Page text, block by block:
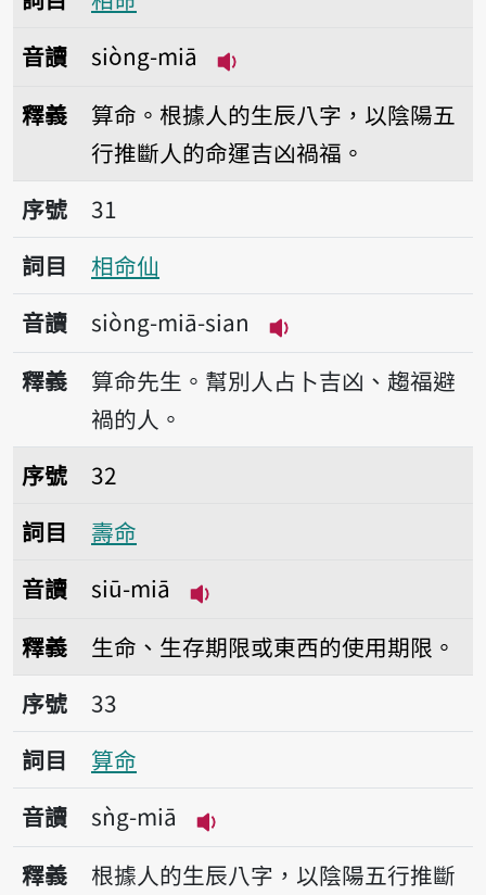
音讀
siòng-miā
釋義
算命。根據人的生辰八字，以陰陽五
行推斷人的命運吉凶禍福。
序號31相命仙
序號
31
詞目
相命仙
音讀
siòng-miā-sian
播放音讀siòng-miā-
釋義
算命先生。幫別人占卜吉凶、趨福避
禍的人。
序號32壽命
序號
32
詞目
壽命
音讀
siū-miā
釋義
生命、生存期限或東西的使用期限。
序號33算命
序號
33
詞目
算命
音讀
sǹg-miā
播放音讀sǹg-miā
釋義
根據人的生辰八字，以陰陽五行推斷